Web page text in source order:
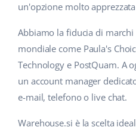
un'opzione molto
Abbiamo la fiducia di
mondiale come Paula's
Technology e PostQuam. A
un account manager
e-mail, telefono o live chat.
Warehouse.si è la scelta